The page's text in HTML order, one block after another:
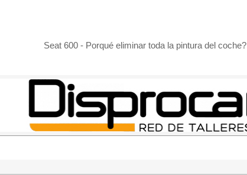
Seat 600 - Porqué eliminar toda la pintura del coche?